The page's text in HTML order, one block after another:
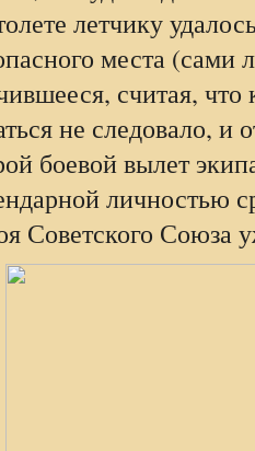
летчику
места (сами
считая,
не следовало,
боевой вылет
личностью
Советского Союза